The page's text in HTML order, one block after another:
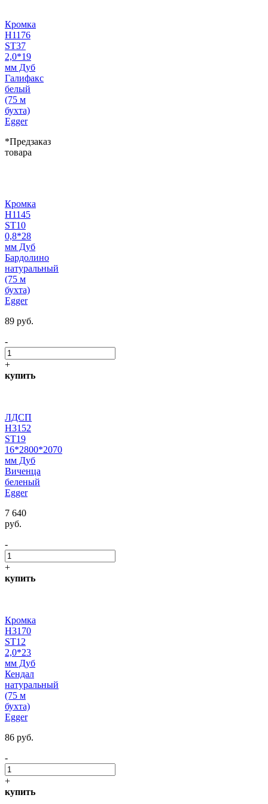
Кромка
H1176
ST37
2,0*19
мм Дуб
Галифакс
белый
(75 м
бухта)
Egger
*Предзаказ
товара
Кромка
H1145
ST10
0,8*28
мм Дуб
Бардолино
натуральный
(75 м
бухта)
Egger
89 руб.
-
+
купить
ЛДСП
H3152
ST19
16*2800*2070
мм Дуб
Виченца
беленый
Egger
7 640
руб.
-
+
купить
Кромка
H3170
ST12
2,0*23
мм Дуб
Кендал
натуральный
(75 м
бухта)
Egger
86 руб.
-
+
купить